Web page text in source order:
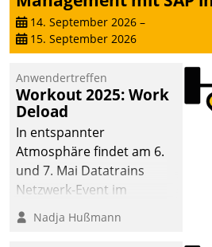
14. September 2026 –
15. September 2026
Anwendertreffen
Workout 2025: Work
Deload
In entspannter
Atmosphäre findet am 6.
und 7. Mai Datatrains
Netzwerk-Event im
Kunden- und Partnerkreis
statt. Zentrale Frage: Wie
Nadja Hußmann